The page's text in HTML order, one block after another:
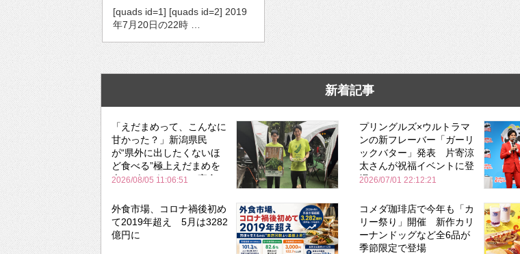
[quads id=1] [quads id=2] 2019
年7月20日の22時 …
新着記事
「えだまめって、こんなに
甘かった？」新潟県民
が“県外に出したくないほ
ど食べる”極上えだまめを
森のビアガーデンで実食
2026/08/05 11:06:51
プリングルズ×ウルトラマ
ンの新フレーバー「ガーリ
ックバター」発表 片寄涼
太さんが祝福イベントに登
場
2026/07/01 22:12:21
外食市場、コロナ禍後初め
て2019年超え 5月は3282
億円に
コメダ珈琲店で今年も「カ
リー祭り」開催 新作カリ
ーナンドッグなど全6品が
季節限定で登場